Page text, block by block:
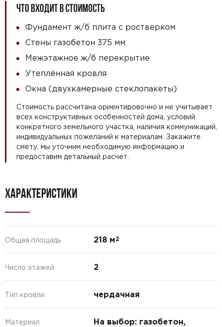
ЧТО ВХОДИТ В СТОИМОСТЬ
Фундамент ж/б плита с ростверком
Стены газобетон 375 мм
Межэтажное ж/б перекрытие
Утеплённая кровля
Окна (двухкамерные стеклопакеты)
Стоимость рассчитана ориентировочно и не учитывает
всех конструктивных особенностей дома, условий
конкретного земельного участка, наличия коммуникаций,
индивидуальных пожеланий к материалам. Закажите
смету, мы уточним необходимую информацию и
предоставим детальный расчет.
ХАРАКТЕРИСТИКИ
Общая площадь 218 м2
Число этажей 2
Тип кровли чердачная
Материал
На выбор: газобетон,